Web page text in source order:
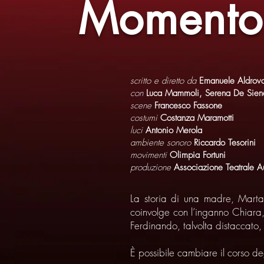
scritto e diretto da Emanuele
con Luca Mammoli, Serena De
scene Francesco Fassone
costumi Costanza Maramotti
luci Antonio Merola
ambiente sonoro Riccardo Tesorini
movimenti Olimpia Fortuni
produzione Associazione Teatrale
La storia di una madre,
coinvolge con l’inganno
Ferdinando, talvolta
È possibile cambiare il corso